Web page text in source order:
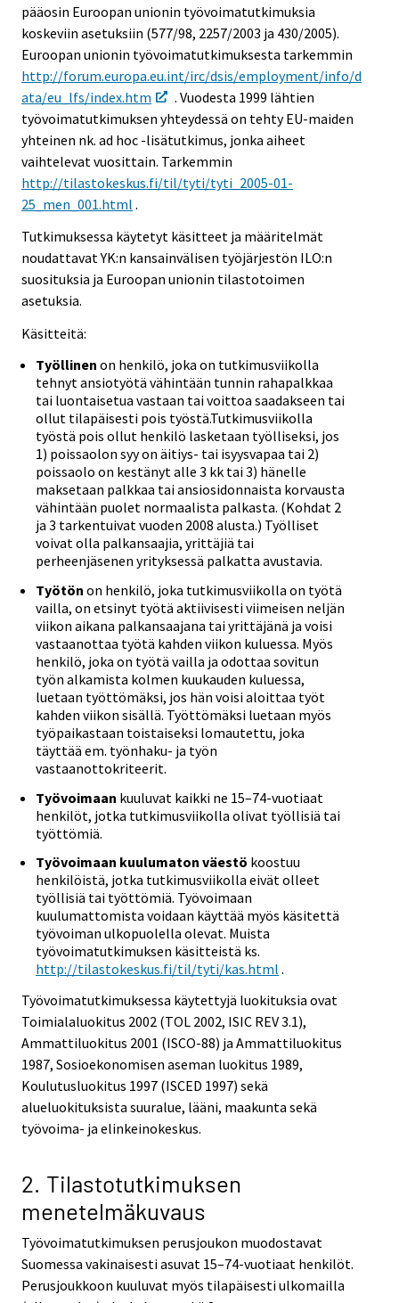
pääosin Euroopan unionin työvoimatutkimuksia
koskeviin asetuksiin (577/98, 2257/2003 ja 430/2005).
Euroopan unionin työvoimatutkimuksesta tarkemmin
http://forum.europa.eu.int/irc/dsis/employment/info/d
ata/eu_lfs/index.htm
. Vuodesta 1999 lähtien
työvoimatutkimuksen yhteydessä on tehty EU-maiden
yhteinen nk. ad hoc -lisätutkimus, jonka aiheet
vaihtelevat vuosittain. Tarkemmin
http://tilastokeskus.fi/til/tyti/tyti_2005-01-
25_men_001.html .
Tutkimuksessa käytetyt käsitteet ja määritelmät
noudattavat YK:n kansainvälisen työjärjestön ILO:n
suosituksia ja Euroopan unionin tilastotoimen
asetuksia.
Käsitteitä:
Työllinen on henkilö, joka on tutkimusviikolla
tehnyt ansiotyötä vähintään tunnin rahapalkkaa
tai luontaisetua vastaan tai voittoa saadakseen tai
ollut tilapäisesti pois työstä.Tutkimusviikolla
työstä pois ollut henkilö lasketaan työlliseksi, jos
1) poissaolon syy on äitiys- tai isyysvapaa tai 2)
poissaolo on kestänyt alle 3 kk tai 3) hänelle
maksetaan palkkaa tai ansiosidonnaista korvausta
vähintään puolet normaalista palkasta. (Kohdat 2
ja 3 tarkentuivat vuoden 2008 alusta.) Työlliset
voivat olla palkansaajia, yrittäjiä tai
perheenjäsenen yrityksessä palkatta avustavia.
Työtön on henkilö, joka tutkimusviikolla on työtä
vailla, on etsinyt työtä aktiivisesti viimeisen neljän
viikon aikana palkansaajana tai yrittäjänä ja voisi
vastaanottaa työtä kahden viikon kuluessa. Myös
henkilö, joka on työtä vailla ja odottaa sovitun
työn alkamista kolmen kuukauden kuluessa,
luetaan työttömäksi, jos hän voisi aloittaa työt
kahden viikon sisällä. Työttömäksi luetaan myös
työpaikastaan toistaiseksi lomautettu, joka
täyttää em. työnhaku- ja työn
vastaanottokriteerit.
Työvoimaan kuuluvat kaikki ne 15–74-vuotiaat
henkilöt, jotka tutkimusviikolla olivat työllisiä tai
työttömiä.
Työvoimaan kuulumaton väestö koostuu
henkilöistä, jotka tutkimusviikolla eivät olleet
työllisiä tai työttömiä. Työvoimaan
kuulumattomista voidaan käyttää myös käsitettä
työvoiman ulkopuolella olevat. Muista
työvoimatutkimuksen käsitteistä ks.
http://tilastokeskus.fi/til/tyti/kas.html .
Työvoimatutkimuksessa käytettyjä luokituksia ovat
Toimialaluokitus 2002 (TOL 2002, ISIC REV 3.1),
Ammattiluokitus 2001 (ISCO-88) ja Ammattiluokitus
1987, Sosioekonomisen aseman luokitus 1989,
Koulutusluokitus 1997 (ISCED 1997) sekä
alueluokituksista suuralue, lääni, maakunta sekä
työvoima- ja elinkeinokeskus.
2. Tilastotutkimuksen
menetelmäkuvaus
Työvoimatutkimuksen perusjoukon muodostavat
Suomessa vakinaisesti asuvat 15–74-vuotiaat henkilöt.
Perusjoukkoon kuuluvat myös tilapäisesti ulkomailla